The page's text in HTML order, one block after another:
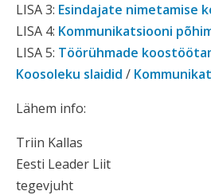
LISA 3: Esindajate nimetamise
LISA 4: Kommunikatsiooni
LISA 5: Töörühmade
Koosoleku slaidid /
Lähem info:
Triin Kallas
Eesti Leader Liit
tegevjuht